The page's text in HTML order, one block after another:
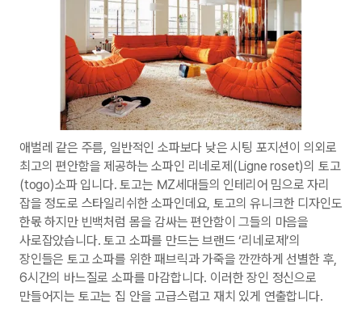
애벌레 같은 주름, 일반적인 소파보다 낮은 시팅 포지션이 의외로
최고의 편안함을 제공하는 소파인 리네로제(Ligne roset)의 토고
(togo)소파 입니다. 토고는 MZ세대들의 인테리어 밈으로 자리
잡을 정도로 스타일리쉬한 소파인데요, 토고의 유니크한 디자인도
한몫 하지만 빈백처럼 몸을 감싸는 편안함이 그들의 마음을
사로잡았습니다. 토고 소파를 만드는 브랜드 ‘리네로제’의
장인들은 토고 소파를 위한 패브릭과 가죽을 깐깐하게 선별한 후,
6시간의 바느질로 소파를 마감합니다. 이러한 장인 정신으로
만들어지는 토고는 집 안을 고급스럽고 재치 있게 연출합니다.